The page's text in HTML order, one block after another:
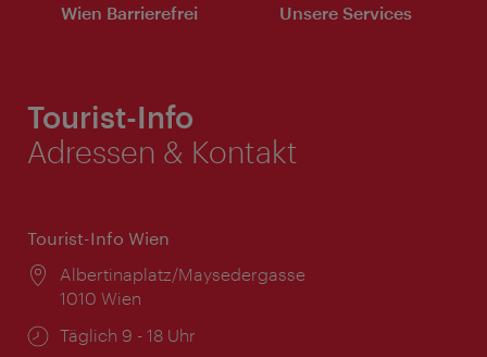
Wien Barrierefrei Unsere Services
Tourist-Info
Adressen & Kontakt
Tourist-Info Wien
Ort:
Albertinaplatz/Maysedergasse
1010 Wien
Öffnungszeiten:
Täglich 9 - 18 Uhr